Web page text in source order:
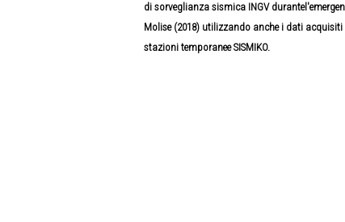
di sorveglianza sismica INGV
Molise (2018) utilizzando anche i dati acquisiti
stazioni temporanee SISMIKO.